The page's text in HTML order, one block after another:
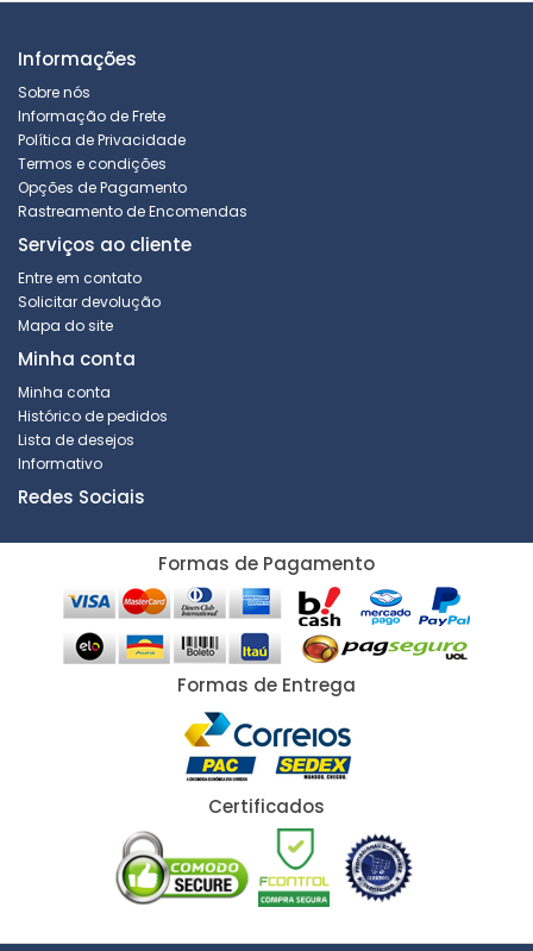
Informações
Sobre nós
Informação de Frete
Política de Privacidade
Termos e condições
Opções de Pagamento
Rastreamento de Encomendas
Serviços ao cliente
Entre em contato
Solicitar devolução
Mapa do site
Minha conta
Minha conta
Histórico de pedidos
Lista de desejos
Informativo
Redes Sociais
Formas de Pagamento
Formas de Entrega
Certificados